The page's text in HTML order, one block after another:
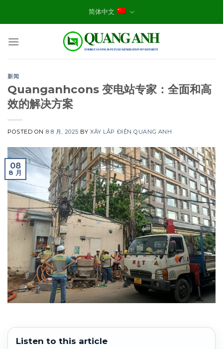
简体中文
新闻
Quanganhcons 变电站专家：全面和高
效的解决方案
POSTED ON 8 8 月, 2025 BYXÂY LẮP ĐIỆN QUANG ANH
08
8 月
Listen to this article